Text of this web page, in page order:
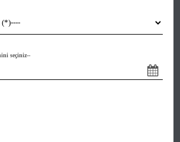
seçiniz--